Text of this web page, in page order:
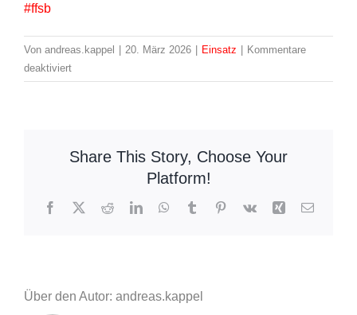
#ffsb
Von andreas.kappel 20. März 2026 Einsatz
Kommentare
deaktiviertfür
Einsatzbericht
Rauchwarnmelder
Share This Story, Choose Your
Platform!
Facebook
X RedditLinkedInWhatsApp
TumblrPinterest
Vk Xing E-
Über den Autor: andreas.kappel